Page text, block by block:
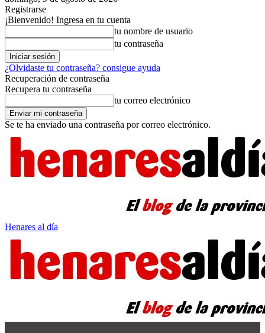
Registrarse
¡Bienvenido! Ingresa en tu cuenta
tu nombre de usuario
tu contraseña
¿Olvidaste tu contraseña? consigue ayuda
Recuperación de contraseña
Recupera tu contraseña
tu correo electrónico
Se te ha enviado una contraseña por correo electrónico.
Henares al día